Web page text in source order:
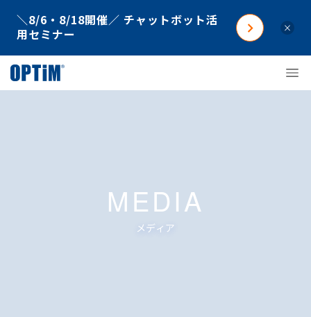
＼8/6・8/18開催／ チャットボット活
用セミナー
×
MEDIA
メディア